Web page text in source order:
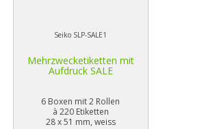
Seiko SLP-SALE1
Mehrzwecketiketten mit
Aufdruck SALE
6 Boxen mit 2 Rollen
à 220 Etiketten
28 x 51 mm, weiss